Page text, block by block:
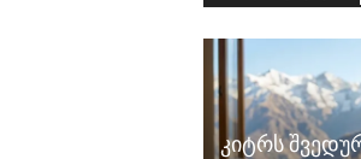
კიტრს